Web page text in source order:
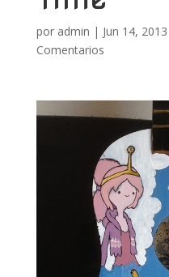
por admin | Jun 14, 2013
Comentarios